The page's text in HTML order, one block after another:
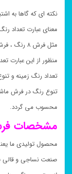
نکته ای که گاها به
معنای عبارت تعداد
مثل فرش ۸ رنگ ، فرش ۱۰ رنگ و یا فرش ۱۲ رنگ .
منظور از این عبارت
تعداد رنگ زمینه و
تنوع رنگ در فرش
محسوب می گردد.
مشخصات
محصول تولیدی ما
صنعت نساجی و قالی